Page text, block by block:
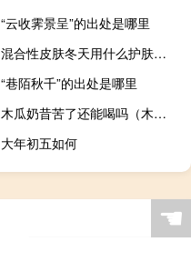
“云收霁景呈”的出处是哪里
混合性皮肤冬天用什么护肤品好
“巷陌秋千”的出处是哪里
木瓜奶昔苦了还能喝吗（木瓜奶）
大年初五如何
☚